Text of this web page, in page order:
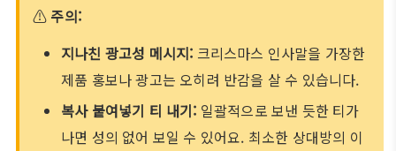
⚠ 주의:
지나친 광고성 메시지: 크리스마스 인사말을 가장한
제품 홍보나 광고는 오히려 반감을 살 수 있습니다.
복사 붙여넣기 티 내기: 일괄적으로 보낸 듯한 티가
나면 성의 없어 보일 수 있어요. 최소한 상대방의 이